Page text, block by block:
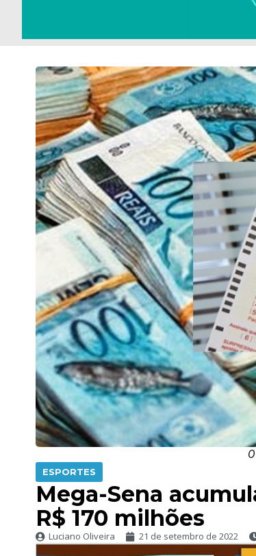
ESPORTES
Mega-Sena
R$ 170 milhões
Luciano Oliveira 21 de setembro de 2022